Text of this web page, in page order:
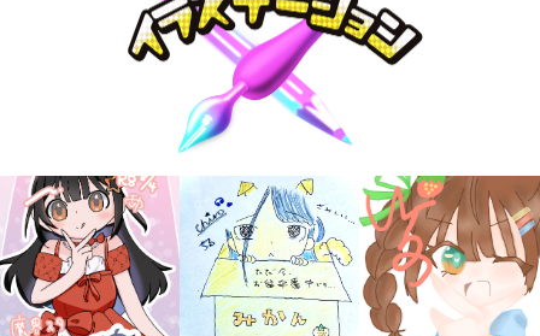
大人気
シリーズに
出会える